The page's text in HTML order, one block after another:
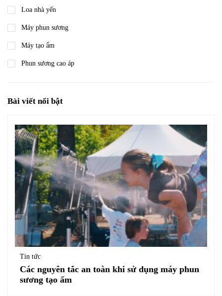
Loa nhà yến
Máy phun sương
Máy tạo ẩm
Phun sương cao áp
Bài viết nổi bật
Tin tức
Các nguyên tắc an toàn khi sử dụng máy phun
sương tạo ẩm